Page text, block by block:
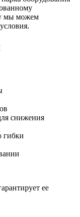
мы можем
снижения
гибки
ее